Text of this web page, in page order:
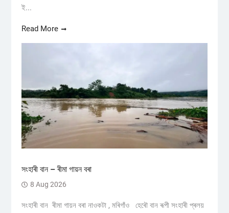
ই...
Read More
সংহাৰী বান – ৰীমা গায়ন বৰা
8 Aug 2026
সংহাৰী বান ৰীমা গায়ন বৰা নাওকটা , মৰিগাঁও হেৰৌ বান ৰূপী সংহাৰী প্ৰলয়